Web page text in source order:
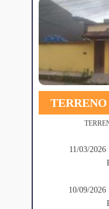
11/03/
10/09/2026